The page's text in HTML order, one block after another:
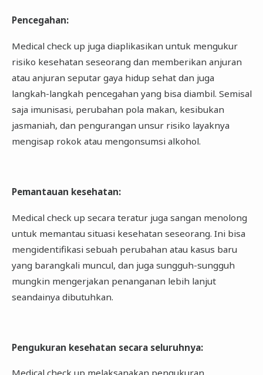
Pencegahan:
Medical check up juga diaplikasikan untuk mengukur
risiko kesehatan seseorang dan memberikan anjuran
atau anjuran seputar gaya hidup sehat dan juga
langkah-langkah pencegahan yang bisa diambil. Semisal
saja imunisasi, perubahan pola makan, kesibukan
jasmaniah, dan pengurangan unsur risiko layaknya
mengisap rokok atau mengonsumsi alkohol.
Pemantauan kesehatan:
Medical check up secara teratur juga sangan menolong
untuk memantau situasi kesehatan seseorang. Ini bisa
mengidentifikasi sebuah perubahan atau kasus baru
yang barangkali muncul, dan juga sungguh-sungguh
mungkin mengerjakan penanganan lebih lanjut
seandainya dibutuhkan.
Pengukuran kesehatan secara seluruhnya: